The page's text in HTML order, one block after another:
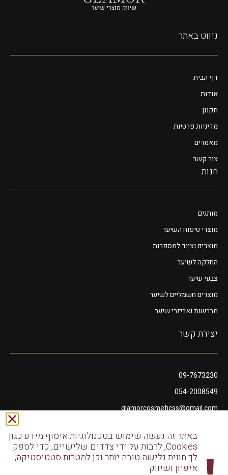
ניווט באתר
דף הבית
אודות
תקנון
מדיניות פרטיות
מאמרים
צור קשר
חנות
מותגים
מוצרי טיפוח השיער
מוצרים וציוד למספרות
החלקה לשיער
צבעי שיער
מוצרים חשמליים לשיער
מברשות ואביזרי שיער
יצירת קשר
09-7673230
054-2008549
glamorcosmeticss@gmail.com
דודו דותן 10, נתניהבאתר זה נעשה שימוש בטכנולוגיות איסוף מידע כגון
Cookies, לרבות על ידי צדדים שלישיים, כדי לספק
לך חווית גלישה טובה יותר וכן למטרות סטטיסטיקה,
איפיון ושיווק.